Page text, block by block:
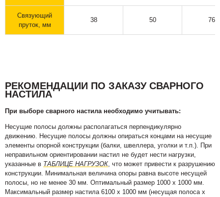
Связующий
пруток, мм
38 50 76
РЕКОМЕНДАЦИИ ПО ЗАКАЗУ СВАРНОГО
НАСТИЛА
При выборе сварного настила необходимо учитывать:
Несущие полосы должны располагаться перпендикулярно
движению. Несущие полосы должны опираться концами на несущие
элементы опорной конструкции (балки, швеллера, уголки и т.п.). При
неправильном ориентировании настил не будет нести нагрузки,
указанные в ТАБЛИЦЕ НАГРУЗОК, что может привести к разрушению
конструкции. Минимальная величина опоры равна высоте несущей
полосы, но не менее 30 мм. Оптимальный размер 1000 х 1000 мм.
Максимальный размер настила 6100 х 1000 мм (несущая полоса х